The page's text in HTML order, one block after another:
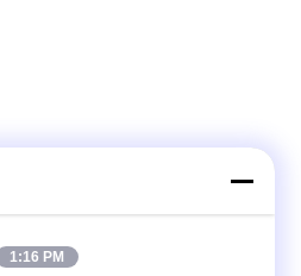
1:16 PM